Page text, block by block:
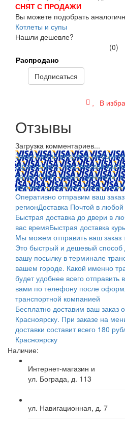
СНЯТ С ПРОДАЖИ
Вы можете подобрать
Котлеты и супы
Нашли дешевле?
(0)
Распродано
Подписаться
В
Отзывы
Загрузка комментариев...
Заказ можно оплатить любым
(Красноярск); пластиковой
банка; QIWI, яндекс.деньгами;
другими способами.Оплата
Оперативно отправим ваш
регионДоставка Почтой в любой
Быстрая доставка до двери в
вас времяБыстрая доставка
Мы можем отправить ваш заказ
Это быстрый и дешевый способ
вашу посылку в терминале
вашем городе. Какой именно
будет удобнее всего
вами по телефону после
транспортной компанией
Бесплатно доставим ваш заказ
Красноярску. При заказе на
доставки составит всего 180
Красноярску
Наличие:
Интернет-магазин и
ул. Бограда, д. 113
ул. Навигационная, д. 7